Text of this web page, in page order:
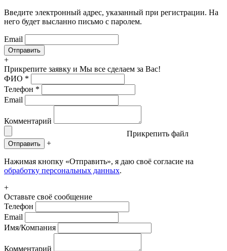
Введите электронный адрес, указанный при регистрации. На
него будет высланно письмо с паролем.
Email
+
Прикрепите заявку и Мы все сделаем за Вас!
ФИО *
Телефон *
Email
Комментарий
Прикрепить файл
Отправить +
Нажимая кнопку «Отправить», я даю своё согласие на
обработку персональных данных.
+
Оставьте своё сообщение
Телефон
Email
Имя/Компания
Комментарий